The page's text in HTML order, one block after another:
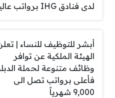
لدى فنادق IHG برواتب عالية
أبشر للتوظيف للنساء |
الهيئة الملكية عن توافر
وظائف متنوعة لحملة
فأعلى برواتب تصل الى
9,000 شهرياً